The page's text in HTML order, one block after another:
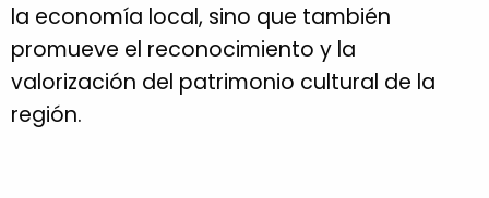
la economía local, sino que también
promueve el reconocimiento y la
valorización del patrimonio cultural de la
región.